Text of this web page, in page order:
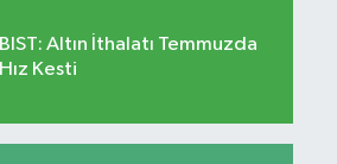
BIST: Altın İthalatı Temmuzda
Hız Kesti